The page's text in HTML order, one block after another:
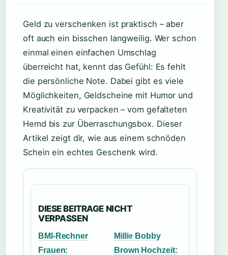
Geld zu verschenken ist praktisch – aber
oft auch ein bisschen langweilig. Wer schon
einmal einen einfachen Umschlag
überreicht hat, kennt das Gefühl: Es fehlt
die persönliche Note. Dabei gibt es viele
Möglichkeiten, Geldscheine mit Humor und
Kreativität zu verpacken – vom gefalteten
Hemd bis zur Überraschungsbox. Dieser
Artikel zeigt dir, wie aus einem schnöden
Schein ein echtes Geschenk wird.
DIESE BEITRAGE NICHT
VERPASSEN
BMI-Rechner
Frauen:
Millie Bobby
Brown Hochzeit: